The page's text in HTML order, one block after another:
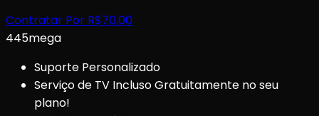
Contratar Por R$70,00
445mega
Suporte Personalizado
Serviço de TV Incluso Gratuitamente no seu
plano!